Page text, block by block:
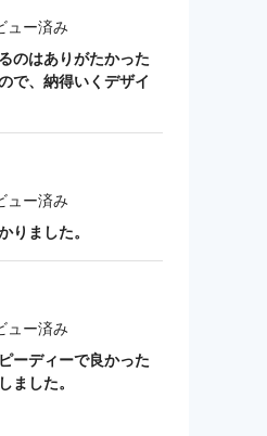
ュー済み
のはありがたかった
で、納得いくデザイ
ュー済み
りました。
ュー済み
ーディーで良かった
ました。